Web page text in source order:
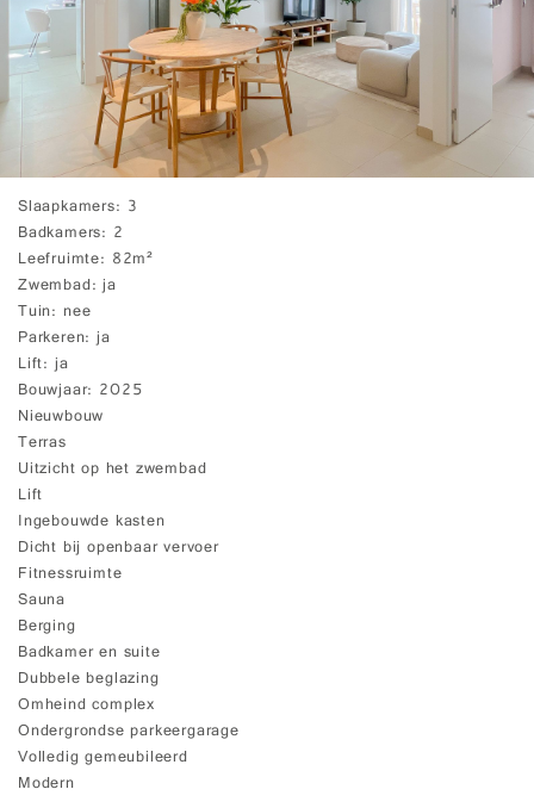
Slaapkamers 3
Badkamers 2
Leefruimte 82m²
Zwembad ja
Tuin nee
Parkeren ja
Lift ja
Bouwjaar 2025
Nieuwbouw
Terras
Uitzicht op het zwembad
Lift
Ingebouwde kasten
Dicht bij openbaar vervoer
Fitnessruimte
Sauna
Berging
Badkamer en suite
Dubbele beglazing
Omheind complex
Ondergrondse parkeergarage
Volledig gemeubileerd
Modern